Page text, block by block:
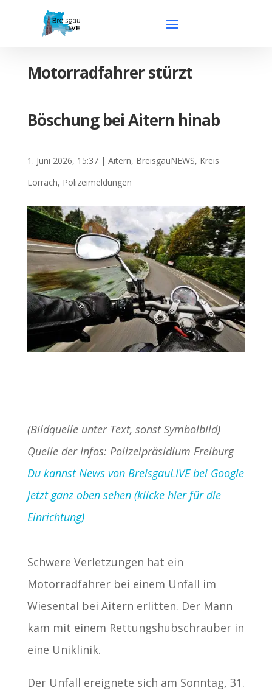
Motorradfahrer stürzt
Böschung bei Aitern hinab
1. Juni 2026, 15:37| Aitern, BreisgauNEWS, Kreis
Lörrach, Polizeimeldungen
(Bildquelle unter Text, sonst Symbolbild)
Quelle der Infos: Polizeipräsidium Freiburg
Du kannst News von BreisgauLIVE bei Google
jetzt ganz oben sehen (klicke hier für die
Einrichtung)
Schwere Verletzungen hat ein
Motorradfahrer bei einem Unfall im
Wiesental bei Aitern erlitten. Der Mann
kam mit einem Rettungshubschrauber in
eine Uniklinik.
Der Unfall ereignete sich am Sonntag, 31.